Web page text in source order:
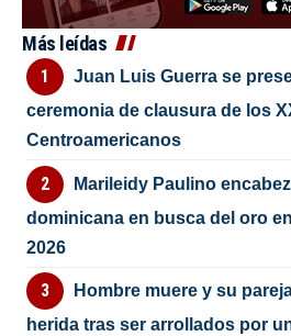
Más leídas
Juan Luis Guerra se
ceremonia de clausura de los
Centroamericanos
Marileidy Paulino
dominicana en busca del oro
2026
Hombre muere y su
herida tras ser arrollados por